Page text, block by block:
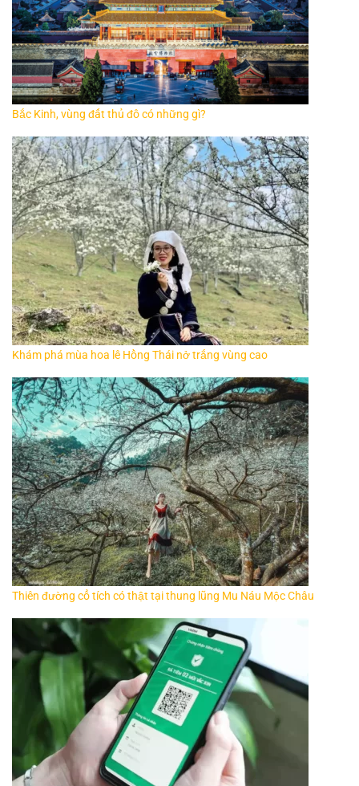
Bắc Kinh, vùng đất thủ đô có những gì?
Khám phá mùa hoa lê Hồng Thái nở trắng vùng cao
Thiên đường cổ tích có thật tại thung lũng Mu Náu Mộc Châu